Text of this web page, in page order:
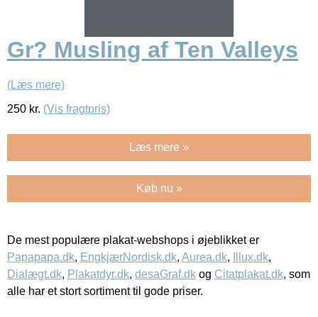
Gr? Musling af Ten Valleys
(Læs mere)
250 kr. (Vis fragtpris)
Læs mere »
Køb nu »
De mest populære plakat-webshops i øjeblikket er
Papapapa.dk, EngkjærNordisk.dk, Aurea.dk, Illux.dk,
Dialægt.dk, Plakatdyr.dk, desaGraf.dk og Citatplakat.dk, som
alle har et stort sortiment til gode priser.